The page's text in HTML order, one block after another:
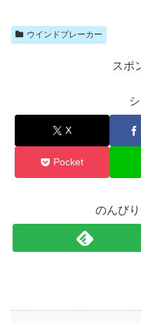
ウインドブレーカー
スポ
X
Pocket
のんび